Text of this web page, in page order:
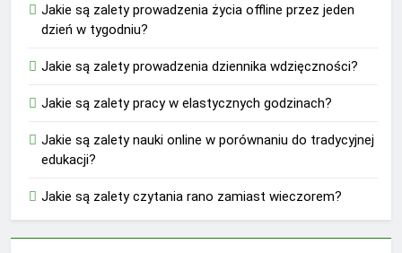
Jakie są zalety prowadzenia życia offline przez jeden
dzień w tygodniu?
Jakie są zalety prowadzenia dziennika wdzięczności?
Jakie są zalety pracy w elastycznych godzinach?
Jakie są zalety nauki online w porównaniu do tradycyjnej
edukacji?
Jakie są zalety czytania rano zamiast wieczorem?